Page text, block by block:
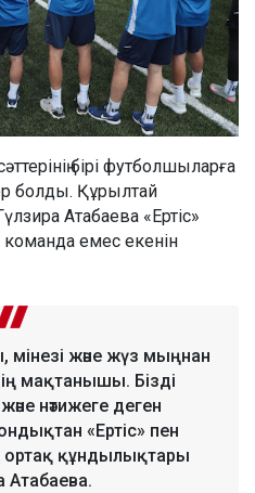
бірі футболшыларға
болды. Құрылтай
Атабаева «Ертіс»
емес екенін
мінезі және жүз мыңнан
мақтанышы. Бізді
және нәтижеге деген
«Ертіс» пен
ортақ құндылықтары
Атабаева.